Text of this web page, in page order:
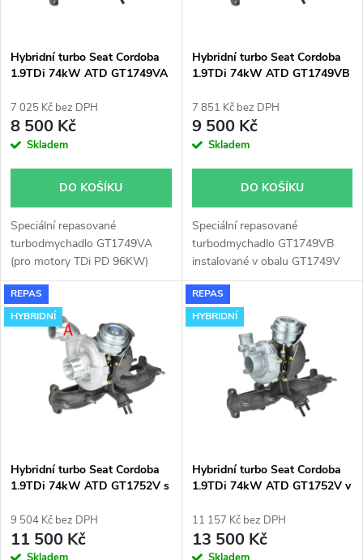
p
r
o
u
k
t
s
p
r
o
d
u
k
t
Hybridní turbo Seat Cordoba
1.9TDi 74kW ATD GT1749VA
7 025 Kč bez DPH
8 500 Kč
Skladem
DO KOŠÍKU
Speciální repasované
turbodmychadlo GT1749VA
(pro motory TDi PD 96KW)
instalované v obalu GT1749V
(pro motory TDi 66-85KW).
Vhodné zejména k
výkonnostním úpravám jako
např. chiptuning. Pro vůz Seat
Cordoba 1.9TDi 74kW ATD.
Hybridní turbo Seat Cordoba
1.9TDi 74kW ATD GT1749VB
7 851 Kč bez DPH
9 500 Kč
Skladem
DO KOŠÍKU
Speciální repasované
turbodmychadlo GT1749VB
instalované v obalu GT1749V
(pro motory TDi 66-85KW).
Vhodné zejména k
výkonnostním úpravám jako
např. chiptuning. Pro vůz Seat
Cordoba 1.9TDi 74kW ATD.
REPAS
HYBRIDNÍ
Hybridní turbo Seat Cordoba
1.9TDi 74kW ATD GT1752V s
9 504 Kč bez DPH
11 500 Kč
REPAS
HYBRIDNÍ
Hybridní turbo Seat Cordoba
1.9TDi 74kW ATD GT1752V v
11 157 Kč bez DPH
13 500 Kč